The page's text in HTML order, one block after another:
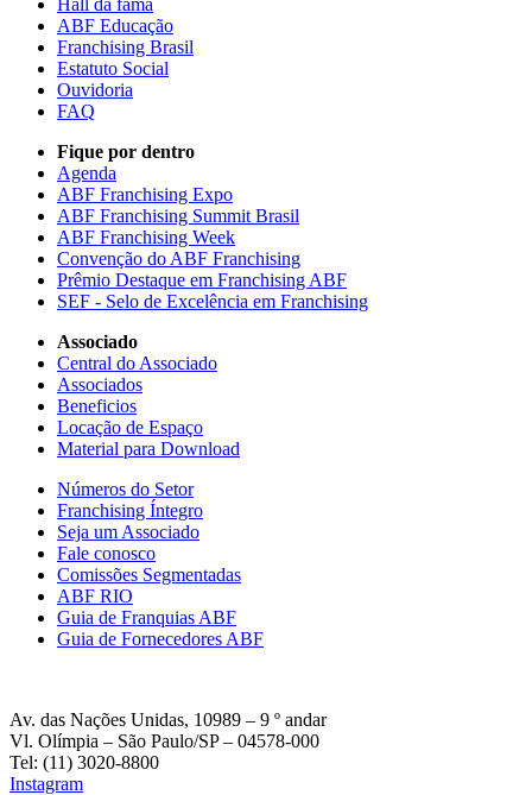
Hall da fama
ABF Educação
Franchising Brasil
Estatuto Social
Ouvidoria
FAQ
Fique por dentro
Agenda
ABF Franchising Expo
ABF Franchising Summit Brasil
ABF Franchising Week
Convenção do ABF Franchising
Prêmio Destaque em Franchising ABF
SEF - Selo de Excelência em Franchising
Associado
Central do Associado
Associados
Beneficios
Locação de Espaço
Material para Download
Números do Setor
Franchising Íntegro
Seja um Associado
Fale conosco
Comissões Segmentadas
ABF RIO
Guia de Franquias ABF
Guia de Fornecedores ABF
Av. das Nações Unidas, 10989 – 9 º andar
Vl. Olímpia – São Paulo/SP – 04578-000
Tel: (11) 3020-8800
Instagram